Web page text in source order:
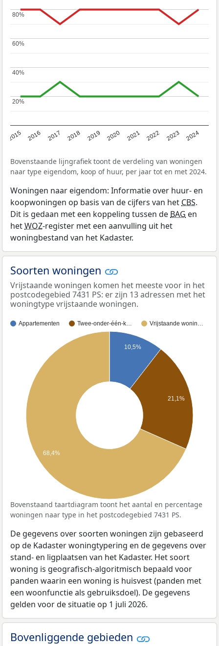
2015 2016 2017 2018 2019 2020 2021 2022 2023 2024
20%
20%
40%
40%
60%
60%
80%
80%
Bovenstaande lijngrafiek toont de verdeling van woningen
naar type eigendom, koop of huur, per jaar tot en met 2024.
Woningen naar eigendom: Informatie over huur- en
koopwoningen op basis van de cijfers van het CBS.
Dit is gedaan met een koppeling tussen de BAG en
hetWOZ-register met een aanvulling uit het
woningbestand van het Kadaster.
Soorten woningen
Vrijstaande woningen komen het meeste voor in het
postcodegebied 7431 PS: er zijn 13 adressen met het
woningtype vrijstaande woningen.
Appartementen Twee-onder-één-k… Vrijstaande wonin…
10,5%
21,1%
68,4%
Bovenstaand taartdiagram toont het aantal en percentage
woningen naar type in het postcodegebied 7431 PS.
De gegevens over soorten woningen zijn gebaseerd
op de Kadaster woningtypering en de gegevens over
stand- en ligplaatsen van het Kadaster. Het soort
woning is geografisch-algoritmisch bepaald voor
panden waarin een woning is huisvest (panden met
een woonfunctie als gebruiksdoel). De gegevens
gelden voor de situatie op 1 juli 2026.
Bovenliggende gebieden